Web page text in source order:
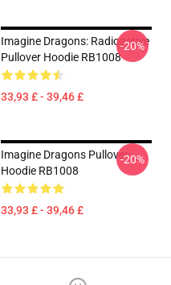
Imagine Dragons: Radioactive
Pullover Hoodie RB1008
33,93 £ - 39,46 £
-20%
Imagine Dragons Pullover
Hoodie RB1008
33,93 £ - 39,46 £
-20%